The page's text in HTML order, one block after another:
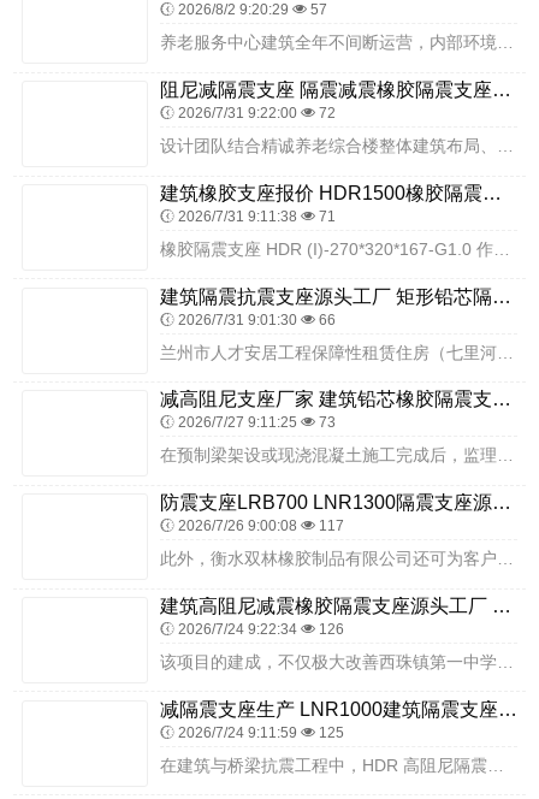
2026/8/2 9:20:29 57
养老服务中心建筑全年不间断运营，内部环境存在水汽、清洁用品等介质，建筑使用年限久，长期有人员、设备荷载作用，且养老场所对环境品质要求较高，因此隔震支座的耐久性能...
阻尼减隔震支座 隔震减震橡胶隔震支座厂家 LNR600橡胶支座厂家
2026/7/31 9:22:00 72
建筑橡胶支座报价 HDR1500橡胶隔震支座生产厂家 建筑铅芯橡胶隔震支座定制
2026/7/31 9:11:38 71
建筑隔震抗震支座源头工厂 矩形铅芯隔震支座厂家 水平力分散力型橡胶隔震支座源头工厂
2026/7/31 9:01:30 66
减高阻尼支座厂家 建筑铅芯橡胶隔震支座LRB1100-220源头工厂 LRB1500支座生产厂家
2026/7/27 9:11:25 73
在预制梁架设或现浇混凝土施工完成后，监理单位应重点核查支座的临时固定装置是否已拆除、梁底是否存在残留杂物、支座防尘保护装置是否安装到位等关键项目。综上所述，衡水...
防震支座LRB700 LNR1300隔震支座源头工厂 LNR1200橡胶隔震支座生产加工
2026/7/26 9:00:08 117
建筑高阻尼减震橡胶隔震支座源头工厂 抗震橡胶隔震支座工厂厂家 建筑橡胶隔震支座LNR源头工厂
2026/7/24 9:22:34 126
减隔震支座生产 LNR1000建筑隔震支座生产厂家 隔震支座LRB多少钱
2026/7/24 9:11:59 125